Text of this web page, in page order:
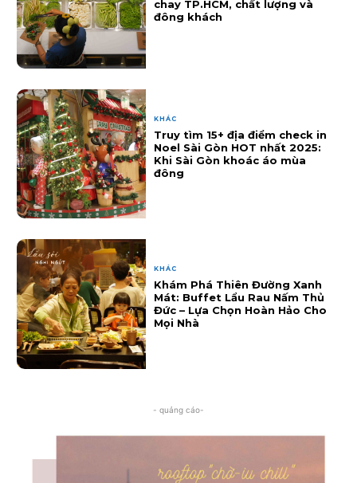
chay TP.HCM, chất lượng và
đông khách
KHÁC
Truy tìm 15+ địa điểm check in
Noel Sài Gòn HOT nhất 2025:
Khi Sài Gòn khoác áo mùa
đông
KHÁC
Khám Phá Thiên Đường Xanh
Mát: Buffet Lẩu Rau Nấm Thủ
Đức – Lựa Chọn Hoàn Hảo Cho
Mọi Nhà
- quảng cáo-